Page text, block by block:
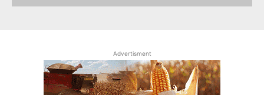
Advertisment